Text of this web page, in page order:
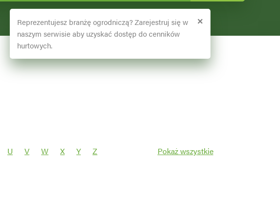
Reprezentujesz branżę ogrodniczą? Zarejestruj się w
naszym serwisie aby uzyskać dostęp do cenników
hurtowych.
×
U V W X Y Z Pokaż wszystkie